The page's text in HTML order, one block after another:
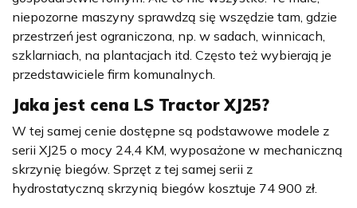
niepozorne maszyny sprawdzą się wszędzie tam, gdzie
przestrzeń jest ograniczona, np. w sadach, winnicach,
szklarniach, na plantacjach itd. Często też wybierają je
przedstawiciele firm komunalnych.
Jaka jest cena LS Tractor XJ25?
W tej samej cenie dostępne są podstawowe modele z
serii XJ25 o mocy 24,4 KM, wyposażone w mechaniczną
skrzynię biegów. Sprzęt z tej samej serii z
hydrostatyczną skrzynią biegów kosztuje 74 900 zł.